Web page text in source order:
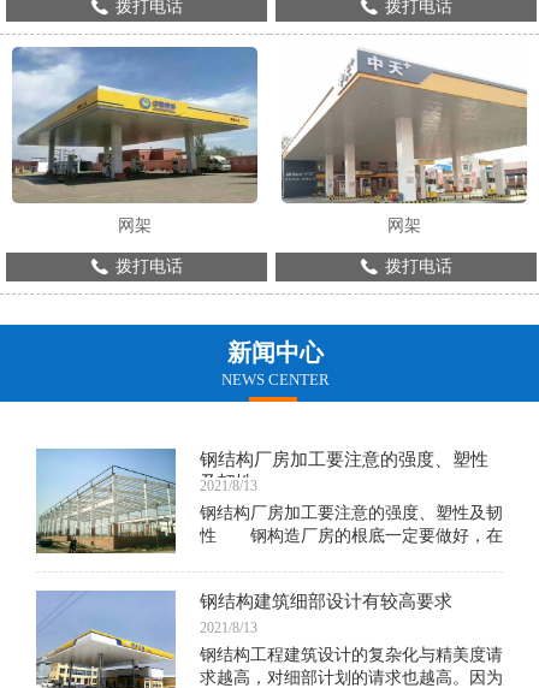
拨打电话 拨打电话
网架
拨打电话
网架
拨打电话
新闻中心
NEWS CENTER
钢结构厂房加工要注意的强度、塑性
及韧性
2021/8/13
钢结构厂房加工要注意的强度、塑性及韧
性 钢构造厂房的根底一定要做好，在
的垮了
钢结构建筑细部设计有较高要求
2021/8/13
钢结构工程建筑设计的复杂化与精美度请
求越高，对细部计划的请求也越高。因为